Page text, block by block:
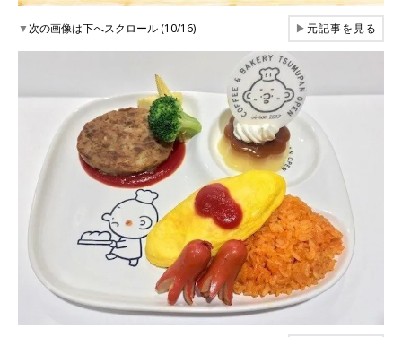
▼次の画像は下へスクロール (10/16) ▶元記事を見る